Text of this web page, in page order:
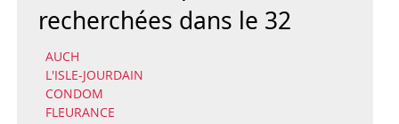
recherchées dans le 32
AUCH
L'ISLE-JOURDAIN
CONDOM
FLEURANCE